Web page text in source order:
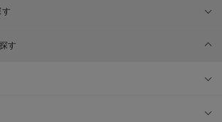
す